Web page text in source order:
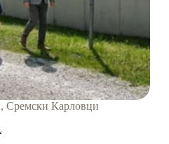
, Сремски Карловци